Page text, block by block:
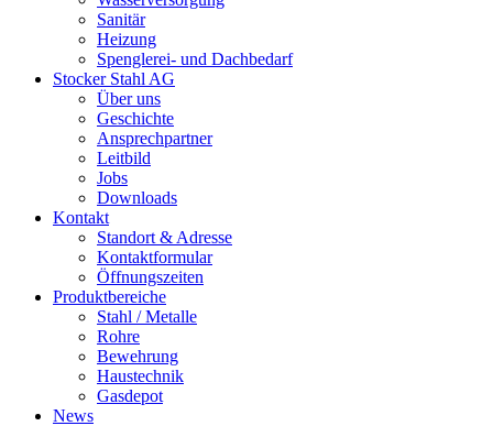
Sanitär
Heizung
Spenglerei- und Dachbedarf
Stocker Stahl AG
Über uns
Geschichte
Ansprechpartner
Leitbild
Jobs
Downloads
Kontakt
Standort & Adresse
Kontaktformular
Öffnungszeiten
Produktbereiche
Stahl / Metalle
Rohre
Bewehrung
Haustechnik
Gasdepot
News